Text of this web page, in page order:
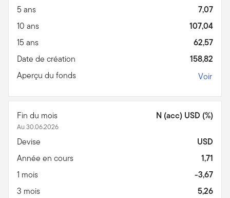
5 ans
7,07
10 ans
107,04
15 ans
62,57
Date de création
158,82
Aperçu du fonds
Voir
Fin du mois
Au 30.06.2026
N (acc) USD (%)
Devise
USD
Année en cours
1,71
1 mois
-3,67
3 mois
5,26